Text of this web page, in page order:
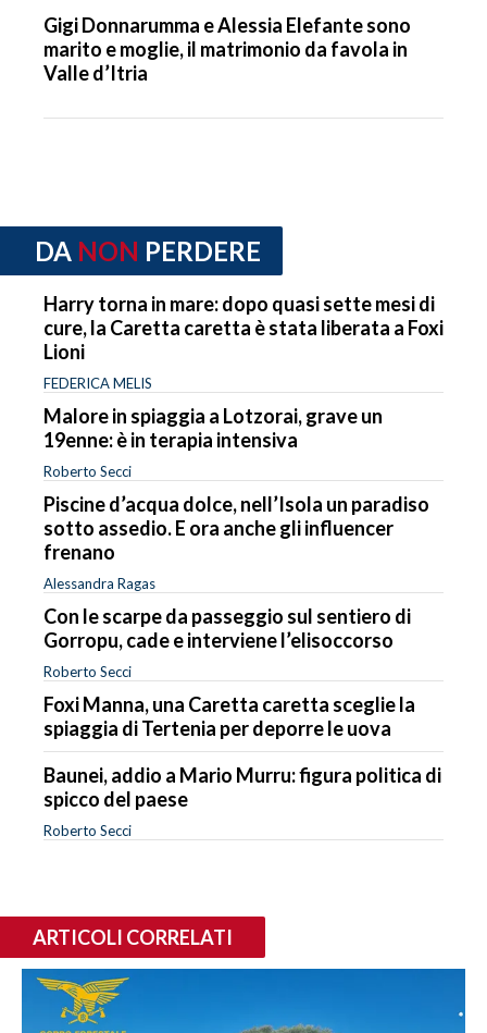
Gigi Donnarumma e Alessia Elefante sono
marito e moglie, il matrimonio da favola in
Valle d’Itria
DA NON PERDERE
Harry torna in mare: dopo quasi sette mesi di
cure, la Caretta caretta è stata liberata a Foxi
Lioni
FEDERICA MELIS
Malore in spiaggia a Lotzorai, grave un
19enne: è in terapia intensiva
Roberto Secci
Piscine d’acqua dolce, nell’Isola un paradiso
sotto assedio. E ora anche gli influencer
frenano
Alessandra Ragas
Con le scarpe da passeggio sul sentiero di
Gorropu, cade e interviene l’elisoccorso
Roberto Secci
Foxi Manna, una Caretta caretta sceglie la
spiaggia di Tertenia per deporre le uova
Baunei, addio a Mario Murru: figura politica di
spicco del paese
Roberto Secci
ARTICOLI CORRELATI